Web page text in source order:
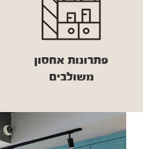
פתרונות אחסון
משולבים